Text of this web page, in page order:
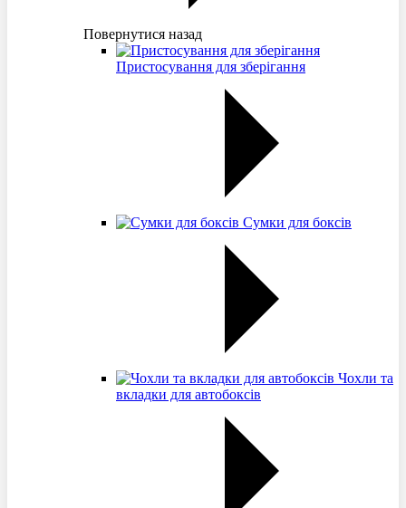
Повернутися назад
Пристосування для зберігання
Сумки для боксів
Чохли та
вкладки для автобоксів